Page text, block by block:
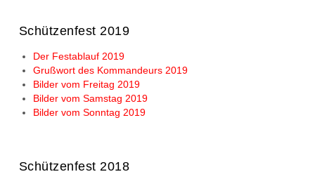
Schützenfest 2019
Der Festablauf 2019
Grußwort des Kommandeurs 2019
Bilder vom Freitag 2019
Bilder vom Samstag 2019
Bilder vom Sonntag 2019
Schützenfest 2018